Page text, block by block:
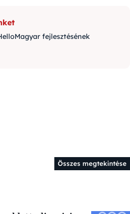
fejlesztésének
Összes megtekintése